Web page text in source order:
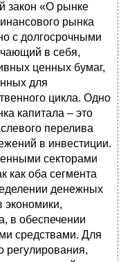
закон «О рынке
рынка
с долгосрочными
в себя,
ценных бумаг,
для
цикла. Одно
капитала – это
перелива
в инвестиции.
секторами
как оба сегмента
денежных
экономики,
в обеспечении
средствами. Для
регулирования,